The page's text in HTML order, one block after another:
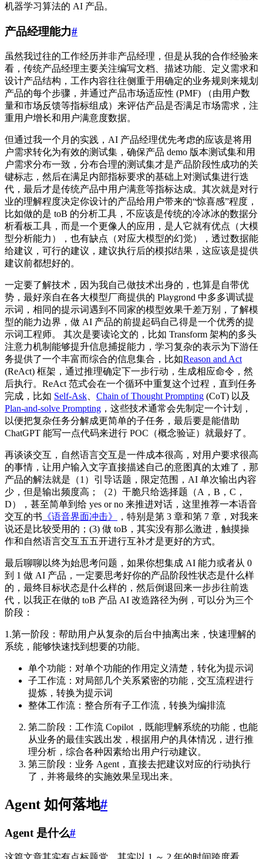
机器学习算法的 AI 产品。
产品经理能力#
虽然我过往的工作经历并非产品经理，但是从我的合作经验来
看，传统产品经理主要关注编写文档、描述功能、定义需求和
设计产品结构，工作内容往往侧重于用确定的业务规则来规划
产品的每个步骤，并通过产品市场适应性 (PMF) （由用户数
量和市场反馈等指标组成）来评估产品是否满足市场需求，注
重用户增长和用户满意度数据。
但通过我一个月的实践，AI 产品经理优先考虑的应该是将用
户需求转化为有效的测试集，确保产品 demo 版本测试集和用
户需求分布一致，分布合理的测试集才是产品阶段性成功的关
键标志，然后在满足内部指标要求的基础上对测试集进行迭
代，最后才是传统产品中用户满意等指标达成。其次就是对行
业的理解程度决定你设计的产品给用户带来的“惊喜感”程度，
比如做的是 toB 的分析工具，不应该是传统的冷冰冰的数据分
析看板工具，而是一个更像人的应用，是人它就有优点（大模
型分析能力），也有缺点（对应大模型的幻觉），透过数据能
给建议，可行的建议，建议执行后的模拟结果，这应该是提供
建议前都想好的。
一定要了解技术，因为我自己做技术出身的，也算是自带优
势，最好亲自在各大模型厂商提供的 Playgrond 中多多调试提
示词，相同的提示词遇到不同家的模型效果千差万别，了解模
型的能力边界，做 AI 产品的前提起码自己得是一个优秀的提
示词工程师。 其次是要读论文的，比如 Transform 架构的多头
注意力机制能够提升信息捕捉能力，学习复杂的表示为下游任
务提供了一个丰富而综合的信息集合，比如Reason and Act
(ReAct) 框架，通过推理确定下一步行动，生成相应命令，然
后执行。ReAct 范式会在一个循环中重复这个过程，直到任务
完成，比如 Self-Ask Chain of Thought Prompting (CoT) 以及
Plan-and-solve Prompting ，这些技术通常会先制定一个计划，
以便把复杂任务分解成更简单的子任务，最后要是能借助
ChatGPT 能写一点代码来进行 POC（概念验证）就最好了。
再谈谈交互，自然语言交互是一件成本很高，对用户要求很高
的事情，让用户输入文字直接描述自己的意图真的太难了，那
产品的解法就是（1）引导话题，限定范围，AI 单次输出内容
少，但是输出频度高；（2）干脆只给选择题（A，B，C，
D），甚至简单到给 yes or no 来推进对话，这里推荐一本语音
交互的书 《语音界面冲击》
，特别是第 3 章和第 7 章，对我来
说还是比较受用的；(3) 做 toB，其实没有那么激进，触摸操
作和自然语言交互五五开进行互补才是更好的方式。
最后聊聊以终为始思考问题，如果你想集成 AI 能力或者从 0
到 1 做 AI 产品，一定要思考好你的产品阶段性状态是什么样
的，最终目标状态是什么样的，然后倒退回来一步步往前迭
代，以我正在做的 toB 产品 AI 改造路径为例，可以分为三个
阶段：
1.第一阶段：帮助用户从复杂的后台中抽离出来，快速理解的
系统，能够快速找到想要的功能。
单个功能：对单个功能的作用定义清楚，转化为提示词
子工作流：对局部几个关系紧密的功能，交互流程进行
提炼，转换为提示词
整体工作流：整合所有子工作流，转换为编排流
第二阶段：工作流 Copilot ，既能理解系统的功能，也能
从业务的最佳实践出发，根据用户的具体情况，进行推
理分析，综合各种因素给出用户行动建议。
第三阶段：业务 Agent，直接去把建议对应的行动执行
了，并将最终的实施效果呈现出来。
Agent 如何落地#
Agent 是什么#